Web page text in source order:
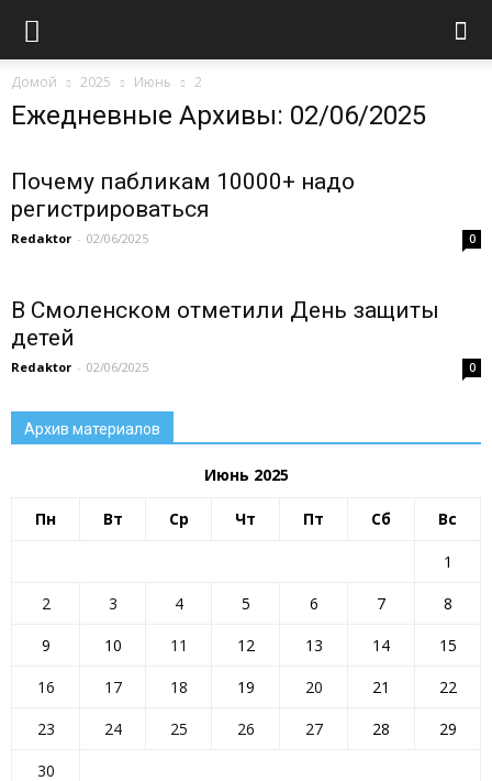
Домой 2025 Июнь 2
Ежедневные Архивы: 02/06/2025
Почему пабликам 10000+ надо
регистрироваться
Redaktor - 02/06/2025 0
В Смоленском отметили День защиты
детей
Redaktor - 02/06/2025 0
Архив материалов
Июнь 2025
Пн Вт Ср Чт Пт Сб Вс
1
2
3 4 5 6 7
8
9
10 11 12 13 14
15
16
17 18 19 20 21
22
23
24 25 26 27 28
29
30